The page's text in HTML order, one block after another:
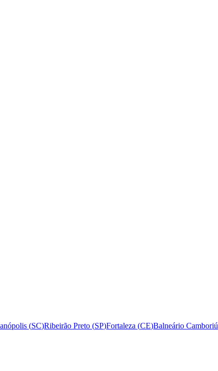
(SC)Ribeirão Preto (SP)Fortaleza (CE)Balneário Camboriú